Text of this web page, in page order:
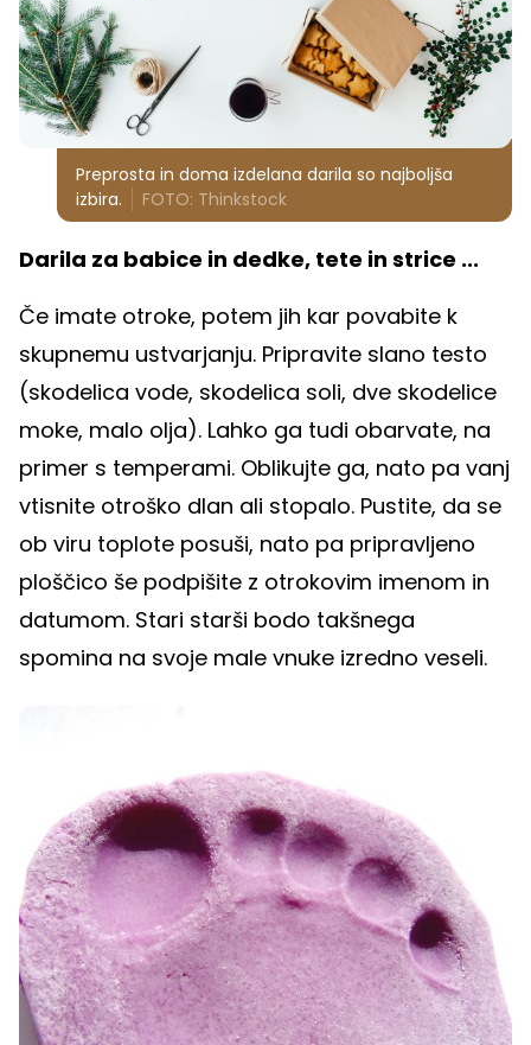
Preprosta in doma izdelana darila so najboljša
izbira.
FOTO: Thinkstock
Darila za babice in dedke, tete in strice ...
Če imate otroke, potem jih kar povabite k
skupnemu ustvarjanju. Pripravite slano testo
(skodelica vode, skodelica soli, dve skodelice
moke, malo olja). Lahko ga tudi obarvate, na
primer s temperami. Oblikujte ga, nato pa vanj
vtisnite otroško dlan ali stopalo. Pustite, da se
ob viru toplote posuši, nato pa pripravljeno
ploščico še podpišite z otrokovim imenom in
datumom. Stari starši bodo takšnega
spomina na svoje male vnuke izredno veseli.